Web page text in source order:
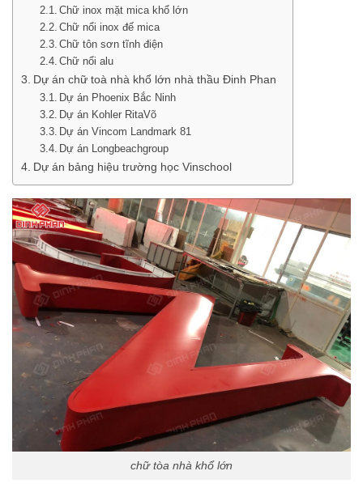
Chữ inox mặt mica khổ lớn
Chữ nổi inox đế mica
Chữ tôn sơn tĩnh điện
Chữ nổi alu
Dự án chữ toà nhà khổ lớn nhà thầu Đinh Phan
Dự án Phoenix Bắc Ninh
Dự án Kohler RitaVõ
Dự án Vincom Landmark 81
Dự án Longbeachgroup
Dự án bảng hiệu trường học Vinschool
chữ tòa nhà khổ lớn